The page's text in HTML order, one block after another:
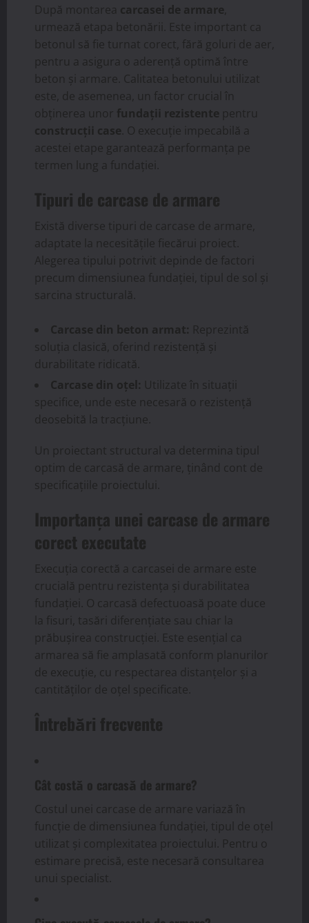
După montarea carcasei de armare
urmează etapa betonării. Este important ca
betonul să fie turnat corect, fără goluri de aer,
pentru a asigura o aderență optimă între
beton și armare. Calitatea betonului utilizat
este, de asemenea, un factor crucial în
obținerea unor fundații rezistente pentru
construcții case . O execuție impecabilă a
acestei etape garantează performanța pe
termen lung a fundației.
Tipuri de carcase de armare
Există diverse tipuri de carcase de armare,
adaptate la necesitățile fiecărui proiect.
Alegerea tipului potrivit depinde de factori
precum dimensiunea fundației, tipul de sol și
sarcina structurală.
Carcase din beton armat: Reprezintă
soluția clasică, oferind rezistență și
durabilitate ridicată.
Carcase din oțel: Utilizate în situații
specifice, unde este necesară o rezistență
deosebită la tracțiune.
Un proiectant structural va determina tipul
optim de carcasă de armare, ținând cont de
specificațiile proiectului.
Importanța unei carcase de armare
corect executate
Execuția corectă a carcasei de armare este
crucială pentru rezistența și durabilitatea
fundației. O carcasă defectuoasă poate duce
la fisuri, tasări diferențiate sau chiar la
prăbușirea construcției. Este esențial ca
armarea să fie amplasată conform planurilor
de execuție, cu respectarea distanțelor și a
cantităților de oțel specificate.
Întrebări frecvente
Cât costă o carcasă de armare?
Costul unei carcase de armare variază în
funcție de dimensiunea fundației, tipul de oțel
utilizat și complexitatea proiectului. Pentru o
estimare precisă, este necesară consultarea
unui specialist.